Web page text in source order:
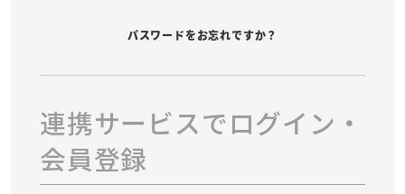
パスワードをお忘れですか？
連携サービスでログイン・
会員登録